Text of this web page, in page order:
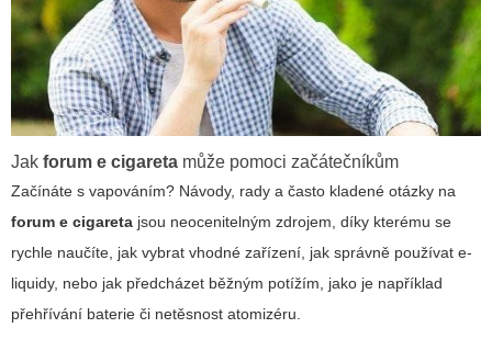
Jak forum e cigareta může pomoci začátečníkům
Začínáte s vapováním? Návody, rady a často kladené otázky na
forum e cigareta jsou neocenitelným zdrojem, díky kterému se
rychle naučíte, jak vybrat vhodné zařízení, jak správně používat e-
liquidy, nebo jak předcházet běžným potížím, jako je například
přehřívání baterie či netěsnost atomizéru.